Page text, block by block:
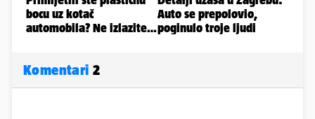
Komentari 2